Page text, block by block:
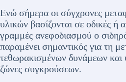
Ενώ σήμερα οι σύγχρονες
υλικών βασίζονται σε οδικές ή
γραμμές ανεφοδιασμού ο
παραμένει σημαντικός για τη
τεθωρακισμένων δυνάμεων και
ζώνες συγκρούσεων.